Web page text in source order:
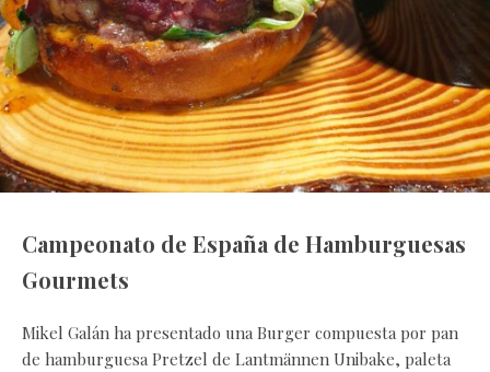
Campeonato de España de Hamburguesas
Gourmets
Mikel Galán ha presentado una Burger compuesta por pan
de hamburguesa Pretzel de Lantmännen Unibake, paleta